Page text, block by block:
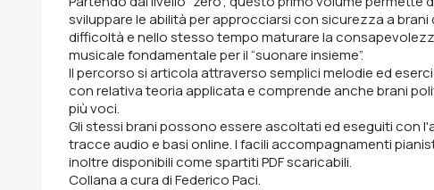
sviluppare le abilità per approcciarsi con sicurezza a brani
difficoltà e nello stesso tempo maturare la
musicale fondamentale per il “suonare insieme”.
Il percorso si articola attraverso semplici melodie ed
con relativa teoria applicata e comprende anche brani
più voci.
Gli stessi brani possono essere ascoltati ed eseguiti con
tracce audio e basi online. I facili accompagnamenti
inoltre disponibili come spartiti PDF scaricabili.
Collana a cura di Federico Paci.